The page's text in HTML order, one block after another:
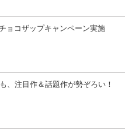
ョコザップキャンペーン実施
、注目作＆話題作が勢ぞろい！